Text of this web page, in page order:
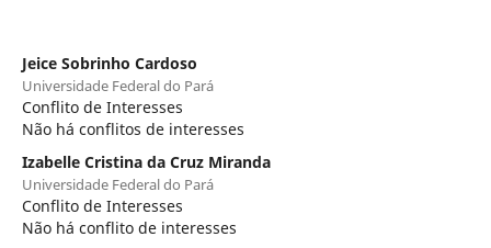
Jeice Sobrinho Cardoso
Universidade Federal do Pará
Conflito de Interesses
Não há conflitos de interesses
Izabelle Cristina da Cruz Miranda
Universidade Federal do Pará
Conflito de Interesses
Não há conflito de interesses